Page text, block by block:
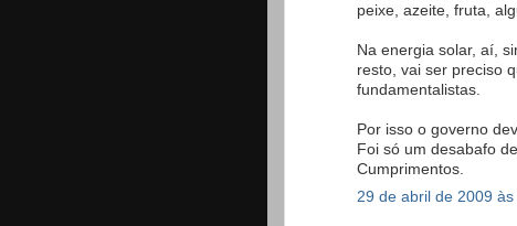
peixe, azeite, fruta,
Na energia solar, aí,
resto, vai ser preciso
fundamentalistas.
Por isso o governo
Foi só um desabafo
Cumprimentos.
29 de abril de 2009 às